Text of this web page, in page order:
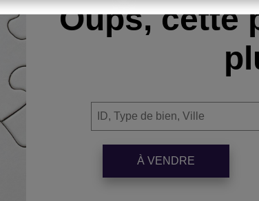
Oups, cette
À VENDRE